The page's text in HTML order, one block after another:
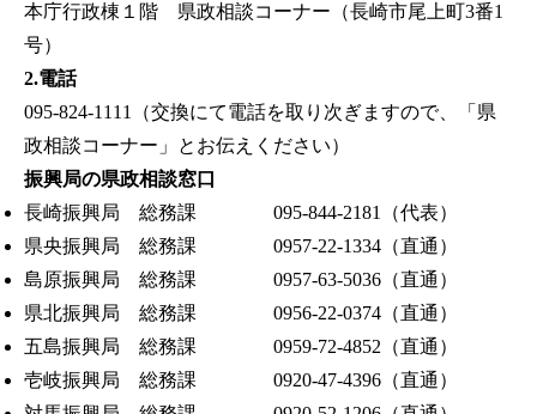
本庁行政棟１階 県政相談コーナー（長崎市尾上町3番1
号）
2.電話
095-824-1111（交換にて電話を取り次ぎますので、「県
政相談コーナー」とお伝えください）
振興局の県政相談窓口
長崎振興局 総務課 095-844-2181（代表）
県央振興局 総務課 0957-22-1334（直通）
島原振興局 総務課 0957-63-5036（直通）
県北振興局 総務課 0956-22-0374（直通）
五島振興局 総務課 0959-72-4852（直通）
壱岐振興局 総務課 0920-47-4396（直通）